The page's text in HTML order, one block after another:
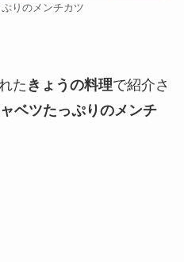
りのメンチカツ
た きょうの料理で紹介さ
ベツたっぷりのメンチ